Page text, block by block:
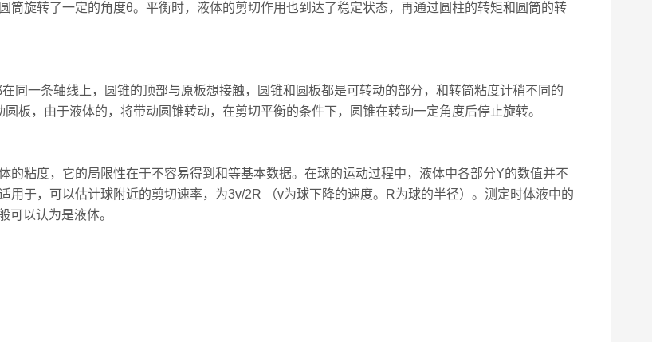
筒旋转了一定的角度θ。平衡时，液体的剪切作用也到达了稳定状态，再通过圆柱的转矩和圆筒的转
同一条轴线上，圆锥的顶部与原板想接触，圆锥和圆板都是可转动的部分，和转筒粘度计稍不同的
板，由于液体的，将带动圆锥转动，在剪切平衡的条件下，圆锥在转动一定角度后停止旋转。
的粘度，它的局限性在于不容易得到和等基本数据。在球的运动过程中，液体中各部分Υ的数值并不
用于，可以估计球附近的剪切速率，为3v/2R （v为球下降的速度。R为球的半径）。测定时体液中的
可以认为是液体。